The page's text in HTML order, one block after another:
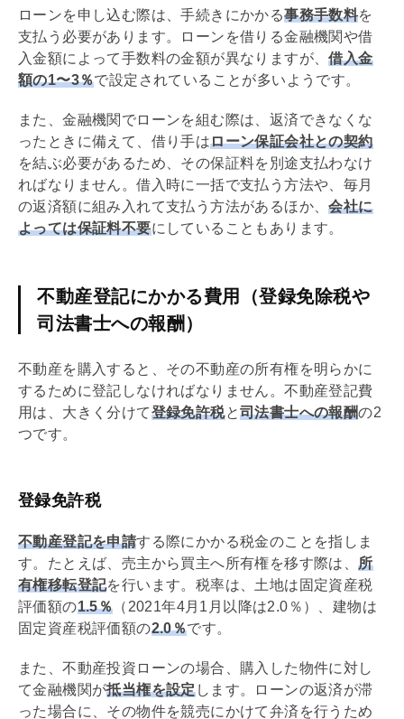
ローンを申し込む際は、手続きにかかる事務手数料を
支払う必要があります。ローンを借りる金融機関や借
入金額によって手数料の金額が異なりますが、借入金
額の1〜3％で設定されていることが多いようです。
また、金融機関でローンを組む際は、返済できなくな
ったときに備えて、借り手はローン保証会社との契約
を結ぶ必要があるため、その保証料を別途支払わなけ
ればなりません。借入時に一括で支払う方法や、毎月
の返済額に組み入れて支払う方法があるほか、会社に
よっては保証料不要にしていることもあります。
不動産登記にかかる費用（登録免除税や
司法書士への報酬）
不動産を購入すると、その不動産の所有権を明らかに
するために登記しなければなりません。不動産登記費
用は、大きく分けて登録免許税と司法書士への報酬の2
つです。
登録免許税
不動産登記を申請する際にかかる税金のことを指しま
す。たとえば、売主から買主へ所有権を移す際は、所
有権移転登記を行います。税率は、土地は 固定資産税
評価額の1.5％ （2021年4月1月以降は2.0％）、建物は
固定資産税評価額の2.0％です。
また、不動産投資ローンの場合、購入した物件に対し
て金融機関が抵当権を設定します。ローンの返済が滞
った場合に、その物件を競売にかけて弁済を行うため